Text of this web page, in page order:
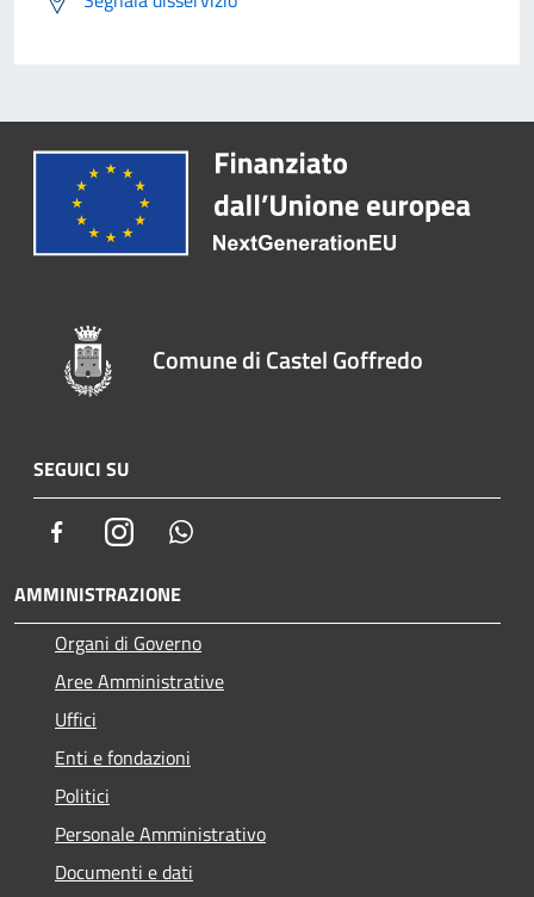
Comune di Castel Goffredo
SEGUICI SU
FacebookInstagram
AMMINISTRAZIONE
Organi di Governo
Aree Amministrative
Uffici
Enti e fondazioni
Politici
Personale Amministrativo
Documenti e dati